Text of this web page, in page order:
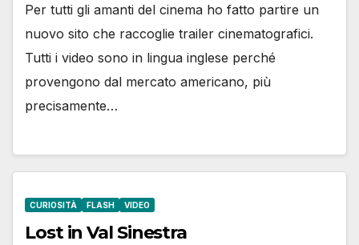
Per tutti gli amanti del cinema ho fatto partire un
nuovo sito che raccoglie trailer cinematografici.
Tutti i video sono in lingua inglese perché
provengono dal mercato americano, più
precisamente…
CURIOSITÀ FLASH VIDEO
Lost in Val Sinestra